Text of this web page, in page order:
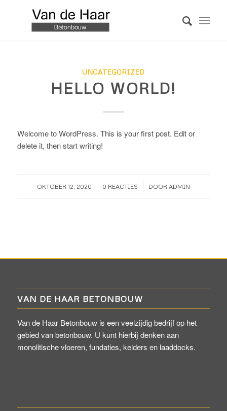
UNCATEGORIZED
HELLO WORLD!
Welcome to WordPress. This is your first post. Edit or
delete it, then start writing!
OKTOBER 12, 2020
/ 0 REACTIES
/ DOOR ADMIN
VAN DE HAAR BETONBOUW
Van de Haar Betonbouw is een veelzijdig bedrijf op het
gebied van betonbouw. U kunt hierbij denken aan
monolitische vloeren, fundaties, kelders en laaddocks.